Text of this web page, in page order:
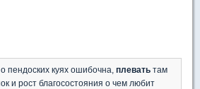
пендоских куях ошибочна, плевать там
и рост благосостояния о чем любит